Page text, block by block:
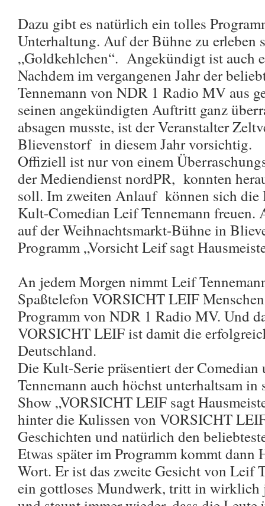
Dazu gibt es natürlich ein tolles
Unterhaltung. Auf der Bühne zu erleben
„Goldkehlchen“. Angekündigt ist auch
Nachdem im vergangenen Jahr der
Tennemann von NDR 1 Radio MV aus
seinen angekündigten Auftritt ganz
absagen musste, ist der Veranstalter
Blievenstorf in diesem Jahr vorsichtig.
Offiziell ist nur von einem
der Mediendienst nordPR, konnten
soll. Im zweiten Anlauf können sich die
Kult-Comedian Leif Tennemann freuen.
auf der Weihnachtsmarkt-Bühne in
Programm „Vorsicht Leif sagt
An jedem Morgen nimmt Leif
Spaßtelefon VORSICHT LEIF
Programm von NDR 1 Radio MV. Und
VORSICHT LEIF ist damit die
Deutschland.
Die Kult-Serie präsentiert der
Tennemann auch höchst unterhaltsam in
Show „VORSICHT LEIF sagt
hinter die Kulissen von VORSICHT
Geschichten und natürlich den
Etwas später im Programm kommt dann
Wort. Er ist das zweite Gesicht von Leif
ein gottloses Mundwerk, tritt in wirklich